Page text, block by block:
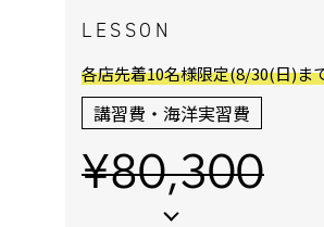
LESSON
各店先着10名様限定(8/30(日)ま
講習費・海洋実習費
¥80,300